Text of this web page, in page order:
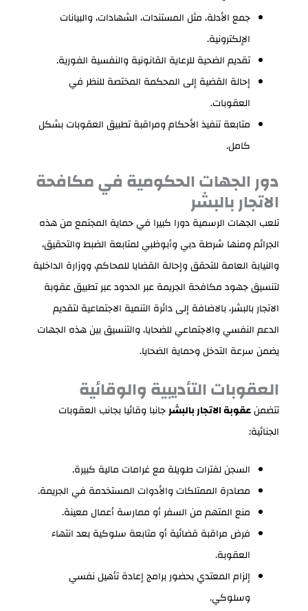
جمع الأدلة، مثل المستندات، الشهادات، والبيانات
الإلكترونية.
تقديم الضحية للرعاية القانونية والنفسية الفورية.
إحالة القضية إلى المحكمة المختصة للنظر في
العقوبات.
متابعة تنفيذ الأحكام ومراقبة تطبيق العقوبات بشكل
كامل.
دور الجهات الحكومية في مكافحة
الاتجار بالبشر
تلعب الجهات الرسمية دورا كبيرا في حماية المجتمع من هذه
الجرائم ومنها شرطة دبي وأبوظبي لمتابعة الضبط والتحقيق،
والنيابة العامة للتحقق وإحالة القضايا للمحاكم، ووزارة الداخلية
لتنسيق جهود مكافحة الجريمة عبر الحدود عبر تطبيق عقوبة
الاتجار بالبشر، بالاضافة إلى دائرة التنمية الاجتماعية لتقديم
الدعم النفسي والاجتماعي للضحايا، والتنسيق بين هذه الجهات
يضمن سرعة التدخل وحماية الضحايا.
العقوبات التأديبية والوقائية
تتضمنعقوبة الاتجار بالبشرجانبا وقائيا بجانب العقوبات
الجنائية:
السجن لفترات طويلة مع غرامات مالية كبيرة.
مصادرة الممتلكات والأدوات المستخدمة في الجريمة.
منع المتهم من السفر أو ممارسة أعمال معينة.
فرض مراقبة قضائية أو متابعة سلوكية بعد انتهاء
العقوبة.
إلزام المعتدي بحضور برامج إعادة تأهيل نفسي
وسلوكي.